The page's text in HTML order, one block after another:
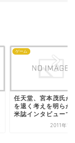
ゲーム
任天堂、宮本茂氏が
を退く考えを明ら
米誌インタビューで
2011年12